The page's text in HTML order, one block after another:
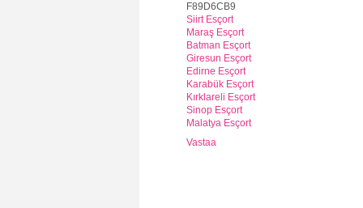
F89D6CB9
Siirt Esçort
Maraş Esçort
Batman Esçort
Giresun Esçort
Edirne Esçort
Karabük Esçort
Kırklareli Esçort
Sinop Esçort
Malatya Esçort
Vastaa